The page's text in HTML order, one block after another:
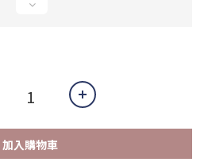
加入購物車